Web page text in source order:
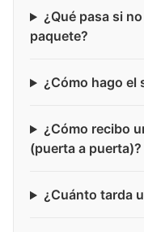
¿Qué pasa si
paquete?
¿Cómo hago el
¿Cómo recibo
(puerta a puerta)?
¿Cuánto tarda